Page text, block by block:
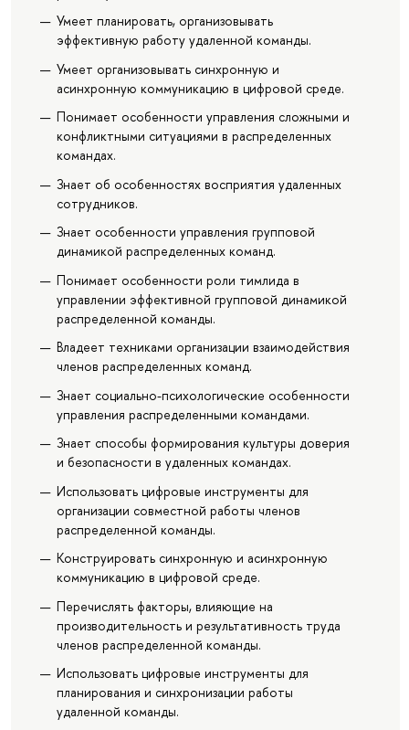
Умеет планировать, организовывать
эффективную работу удаленной команды.
Умеет организовывать синхронную и
асинхронную коммуникацию в цифровой среде.
Понимает особенности управления сложными и
конфликтными ситуациями в распределенных
командах.
Знает об особенностях восприятия удаленных
сотрудников.
Знает особенности управления групповой
динамикой распределенных команд.
Понимает особенности роли тимлида в
управлении эффективной групповой динамикой
распределенной команды.
Владеет техниками организации взаимодействия
членов распределенных команд.
Знает социально-психологические особенности
управления распределенными командами.
Знает способы формирования культуры доверия
и безопасности в удаленных командах.
Использовать цифровые инструменты для
организации совместной работы членов
распределенной команды.
Конструировать синхронную и асинхронную
коммуникацию в цифровой среде.
Перечислять факторы, влияющие на
производительность и результативность труда
членов распределенной команды.
Использовать цифровые инструменты для
планирования и синхронизации работы
удаленной команды.